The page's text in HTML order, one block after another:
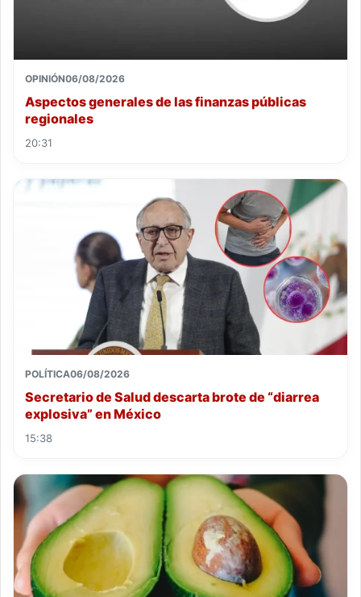
OPINIÓN06/08/2026
Aspectos generales de las finanzas públicas
regionales
20:31
POLÍTICA06/08/2026
Secretario de Salud descarta brote de “diarrea
explosiva” en México
15:38